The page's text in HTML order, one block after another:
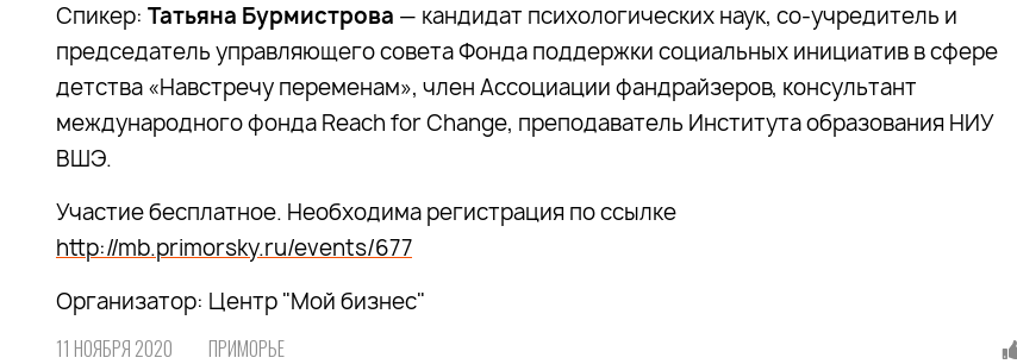
Спикер: Татьяна Бурмистрова — кандидат психологических наук, сo-учредитель и
председатель управляющего совета Фонда поддержки социальных инициатив в сфере
детства «Навстречу переменам», член Ассоциации фандрайзеров, консультант
международного фонда Reach for Change, преподаватель Института образования НИУ
ВШЭ.
Участие бесплатное. Необходима регистрация по ссылке
http://mb.primorsky.ru/events/677
Организатор: Центр "Мой бизнес"
11 НОЯБРЯ 2020 ПРИМОРЬЕ